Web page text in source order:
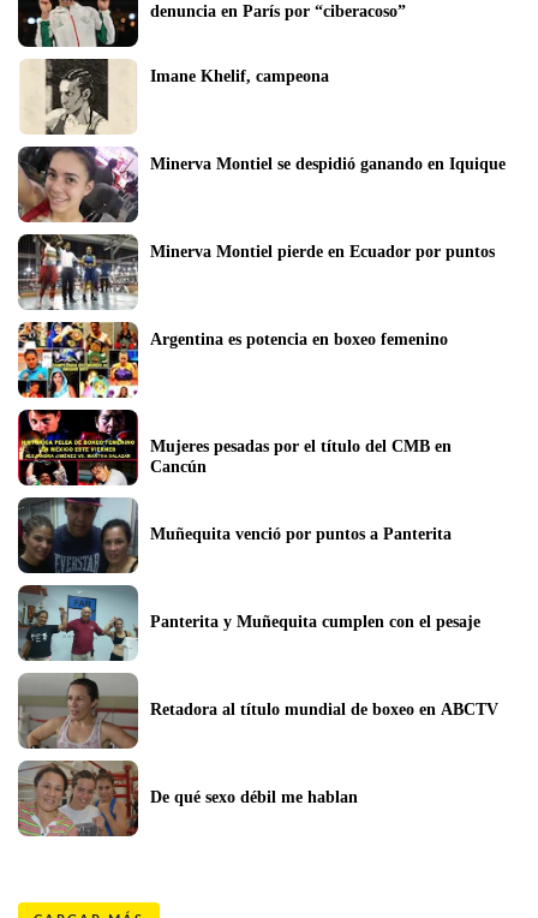
denuncia en París por “ciberacoso”
Imane Khelif, campeona
Minerva Montiel se despidió ganando en Iquique
Minerva Montiel pierde en Ecuador por puntos
Argentina es potencia en boxeo femenino
Mujeres pesadas por el título del CMB en
Cancún
Muñequita venció por puntos a Panterita
Panterita y Muñequita cumplen con el pesaje
Retadora al título mundial de boxeo en ABCTV
De qué sexo débil me hablan